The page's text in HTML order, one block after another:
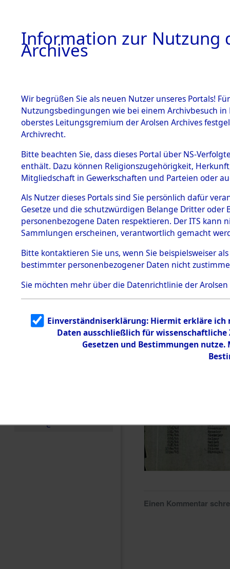
BESTÄNDE
1.
mente
5. Verschiedenes
5.3
Todesmärsche
5.3.1 Alliierte
Erhebungen
zu
Todesmärsch
en
5.3.2
g
5.3.3
Todesmärsch
e
→0003
Einen Kommentar
Information zur Nutzung
Archives
Wir begrüßen Sie als neuen Nutzer unseres Portals!
Nutzungsbedingungen wie bei einem Archivbesuch
oberstes Leitungsgremium der Arolsen Archives
Archivrecht.
Bitte beachten Sie, dass dieses Portal über NS-
enthält. Dazu können Religionszugehörigkeit,
Mitgliedschaft in Gewerkschaften und Parteien oder
Als Nutzer dieses Portals sind Sie persönlich dafür
Gesetze und die schutzwürdigen Belange Dritter
personenbezogene Daten respektieren. Der ITS
Sammlungen erscheinen, verantwortlich gemacht
Bitte kontaktieren Sie uns, wenn Sie beispielsweiser
bestimmter personenbezogener Daten nicht
Sie möchten mehr über die Datenrichtlinie der Arolsen
Einverständniserklärung: Hiermit erkläre ich
Daten ausschließlich für
Gesetzen und Bestimmungen